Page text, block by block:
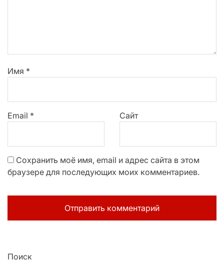
Имя *
Email * Сайт
Сохранить моё имя, email и адрес сайта в этом
браузере для последующих моих комментариев.
Поиск